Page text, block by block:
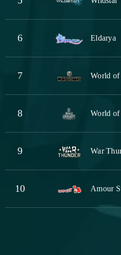
6 Eldarya
7 World of
8 World of
9 War
10 Amour